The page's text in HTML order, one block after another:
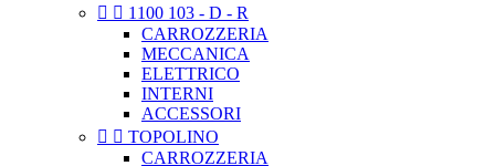
  1100 103 - D - R
CARROZZERIA
MECCANICA
ELETTRICO
INTERNI
ACCESSORI
  TOPOLINO
CARROZZERIA